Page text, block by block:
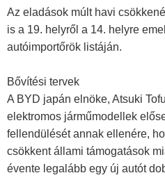
Az eladások múlt havi
is a 19. helyről a 14. helyre
autóimportőrök listáján.
Bővítési tervek
A BYD japán elnöke, Atsuki
elektromos járműmodellek
fellendülését annak ellenére,
csökkent állami támogatások
évente legalább egy új autót